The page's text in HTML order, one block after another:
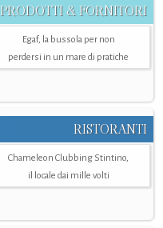
PRODOTTI & FORNITORI
Egaf, la bussola per non
perdersi in un mare di pratiche
RISTORANTI
Chameleon Clubbing Stintino,
il locale dai mille volti